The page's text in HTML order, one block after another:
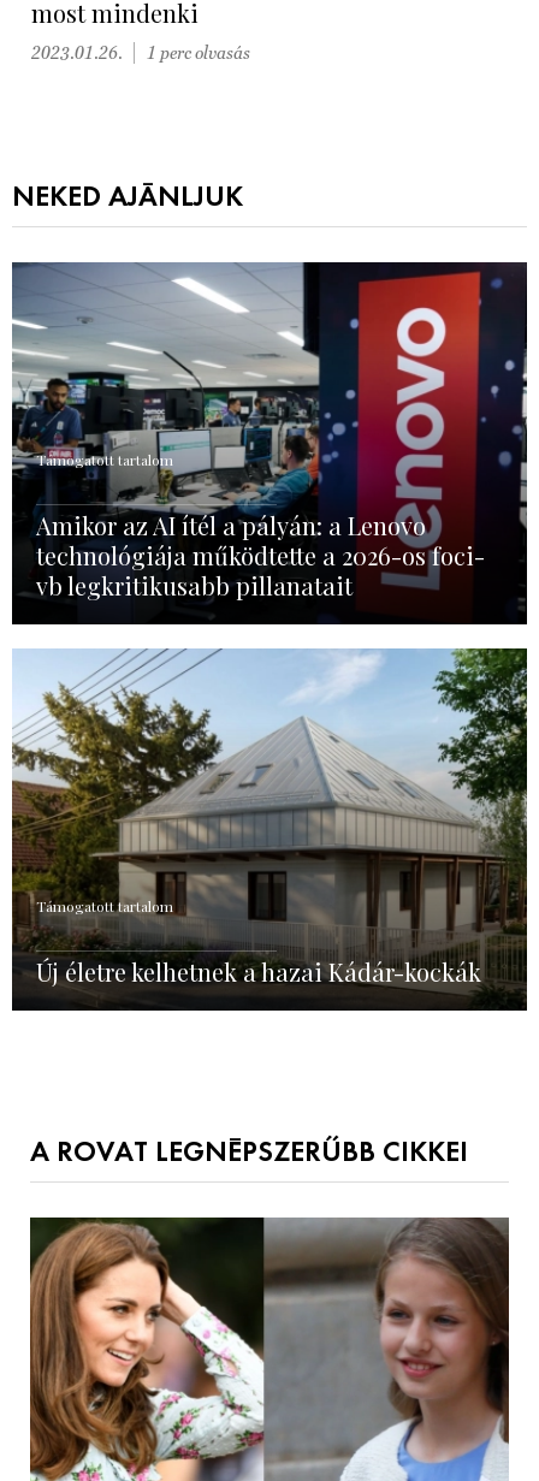
most mindenki
2023.01.26. 1 perc olvasás
NEKED AJÁNLJUK
Támogatott tartalom
Amikor az AI ítél a pályán: a Lenovo
technológiája működtette a 2026-os foci-
vb legkritikusabb pillanatait
Támogatott tartalom
Új életre kelhetnek a hazai Kádár-kockák
A ROVAT LEGNÉPSZERŰBB CIKKEI